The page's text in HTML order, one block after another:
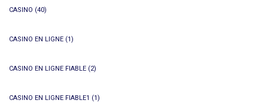
CASINO (40)
CASINO EN LIGNE (1)
CASINO EN LIGNE FIABLE (2)
CASINO EN LIGNE FIABLE1 (1)